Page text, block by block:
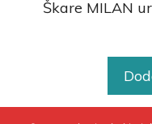
Škare MILAN